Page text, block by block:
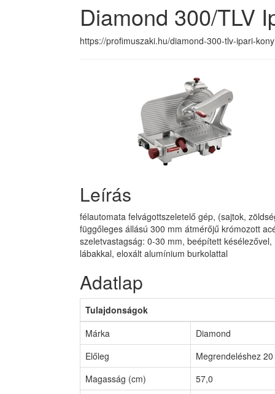
Diamond 300/TLV
https://profimuszaki.hu/diamond-300-tlv-ipari-
Leírás
félautomata felvágottszeletelő gép, (sajtok,
függőleges állású 300 mm átmérőjű krómozott
szeletvastagság: 0-30 mm, beépített
lábakkal, eloxált alumínium burkolattal
Adatlap
Tulajdonságok
Márka
Diamond
Előleg
Megrendeléshez
Magasság (cm)
57,0